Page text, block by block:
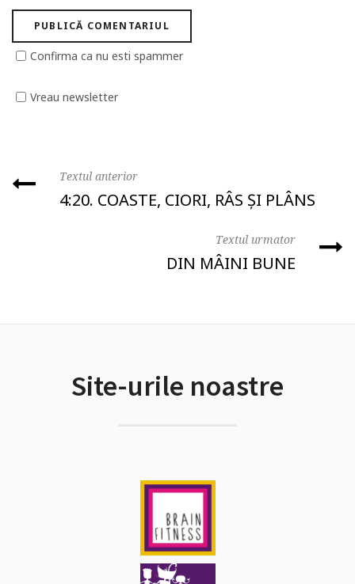
Confirma ca nu esti spammer
Vreau newsletter
Textul anterior
4:20. COASTE, CIORI, RÂS ȘI PLÂNS
Textul urmator
DIN MÂINI BUNE
Site-urile noastre